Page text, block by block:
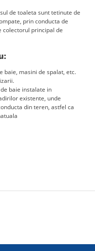
de toaleta sunt tetinute de
prin conducta de
colectorul principal de
baie, masini de spalat, etc.
baie instalate in
existente, unde
din teren, astfel ca